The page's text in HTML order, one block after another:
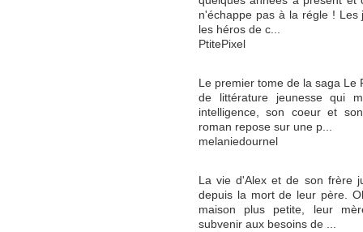
n'échappe pas à la régle ! Les
les héros de c...
PtitePixel
Le premier tome de la saga Le
de littérature jeunesse qui
intelligence, son coeur et
roman repose sur une p...
melaniedournel
La vie d'Alex et de son frère
depuis la mort de leur père.
maison plus petite, leur
subvenir aux besoins de ...